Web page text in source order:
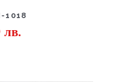
1018
лв.